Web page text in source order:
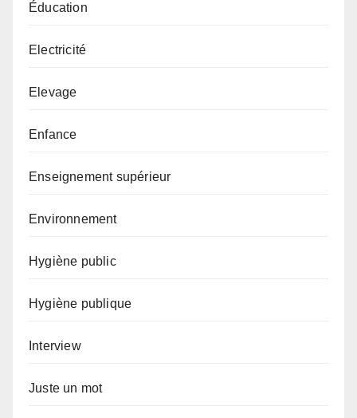
Éducation
Electricité
Elevage
Enfance
Enseignement supérieur
Environnement
Hygiène public
Hygiène publique
Interview
Juste un mot